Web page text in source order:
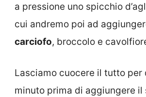
a pressione uno spicchio
cui andremo poi ad
carciofo, broccolo e
Lasciamo cuocere il tutto per
minuto prima di aggiungere il